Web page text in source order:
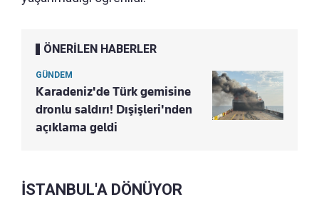
ÖNERİLEN HABERLER
GÜNDEM
Karadeniz'de Türk gemisine
dronlu saldırı! Dışişleri'nden
açıklama geldi
İSTANBUL'A DÖNÜYOR